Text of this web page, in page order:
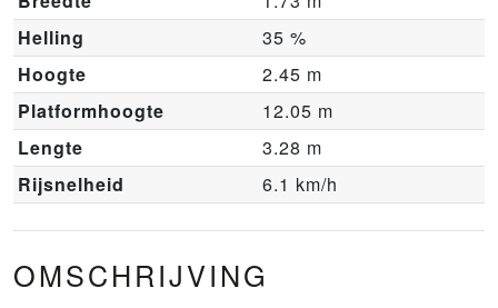
Helling
35 %
Hoogte
2.45 m
Platformhoogte
12.05 m
Lengte
3.28 m
Rijsnelheid
6.1 km/h
OMSCHRIJVING